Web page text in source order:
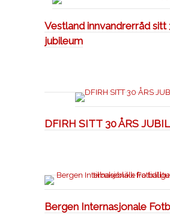
Vestland innvandrerråd sitt
jubileum
DFIRH SITT 30 ÅRS
Bergen Internasjonale